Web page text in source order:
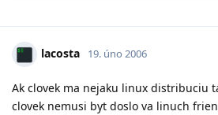
lacosta 19. úno 2006
Ak clovek ma nejaku linux distribuciu
clovek nemusi byt doslo va linuch